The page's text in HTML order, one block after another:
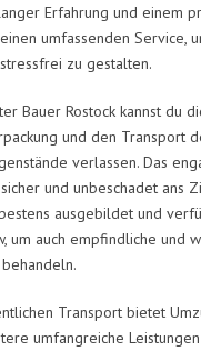
Erfahrung und einem
umfassenden Service,
zu gestalten.
Bauer Rostock kannst du
und den Transport
verlassen. Das
und unbeschadet ans
ausgebildet und
um auch empfindliche und
Transport bietet
umfangreiche